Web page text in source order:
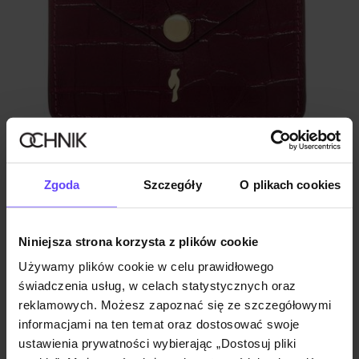
Zgoda Szczegóły O plikach cookies
Niniejsza strona korzysta z plików cookie
Używamy plików cookie w celu prawidłowego
świadczenia usług, w celach statystycznych oraz
reklamowych. Możesz zapoznać się ze szczegółowymi
informacjami na ten temat oraz dostosować swoje
ustawienia prywatności wybierając „Dostosuj pliki
Mały różowy skórzany portfel damski
4.9 (7)